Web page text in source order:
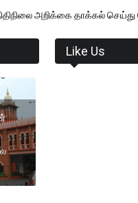
தாக்கல் செய்து வேளாண்
Like Us